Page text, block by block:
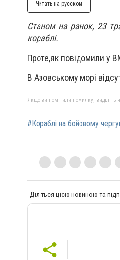
Читать на русском
Станом на ранок, 23
кораблі.
Проте,як повідомили у
В Азовському морі
Якщо ви помітили помилку, виділіть
#Кораблі на бойовому
Діліться цією новиною та